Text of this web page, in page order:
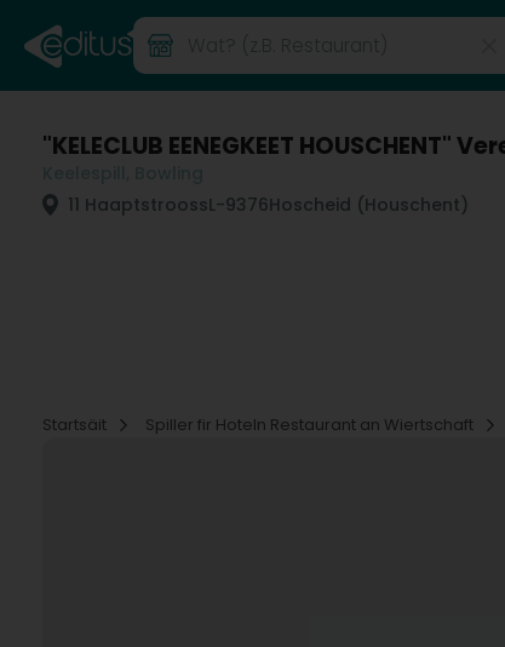
"KELECLUB EENEGKEET HOUSCHENT"
11 HaaptstroossL-9376Hoscheid (Houschent)
Startsäit
Spiller fir Hoteln Restaurant an Wiertschaft